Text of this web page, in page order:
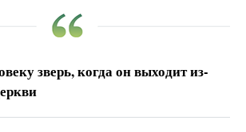
зверь, когда он выходит из-